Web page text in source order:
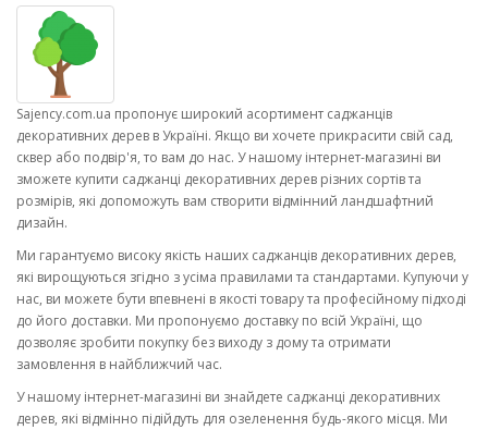
Sajency.com.ua пропонує широкий асортимент саджанців
декоративних дерев в Україні. Якщо ви хочете прикрасити свій сад,
сквер або подвір'я, то вам до нас. У нашому інтернет-магазині ви
зможете купити саджанці декоративних дерев різних сортів та
розмірів, які допоможуть вам створити відмінний ландшафтний
дизайн.
Ми гарантуємо високу якість наших саджанців декоративних дерев,
які вирощуються згідно з усіма правилами та стандартами. Купуючи у
нас, ви можете бути впевнені в якості товару та професійному підході
до його доставки. Ми пропонуємо доставку по всій Україні, що
дозволяє зробити покупку без виходу з дому та отримати
замовлення в найближчий час.
У нашому інтернет-магазині ви знайдете саджанці декоративних
дерев, які відмінно підійдуть для озеленення будь-якого місця. Ми